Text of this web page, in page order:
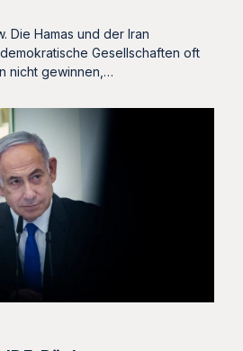
Die Hamas und der Iran
Gesellschaften oft
nicht gewinnen,…